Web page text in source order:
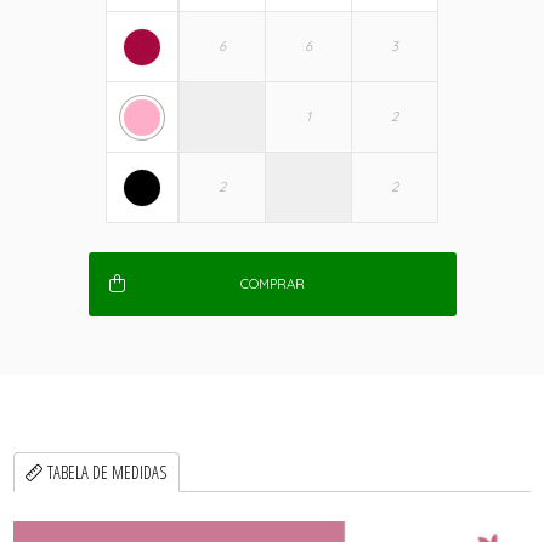
COMPRAR
TABELA DE MEDIDAS